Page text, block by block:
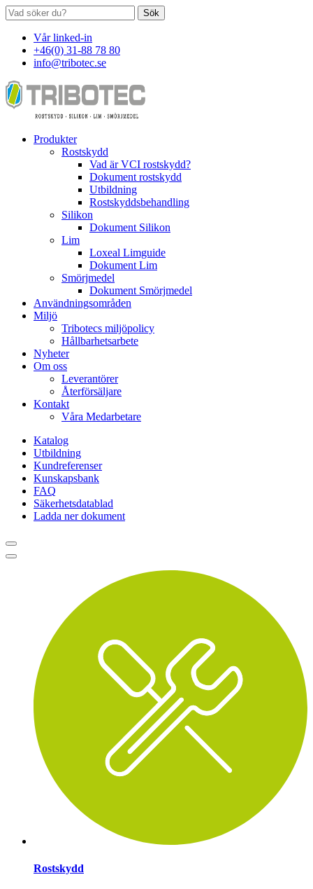
Sök
Vår linked-in
+46(0) 31-88 78 80
info@tribotec.se
Produkter
Rostskydd
Vad är VCI rostskydd?
Dokument rostskydd
Utbildning
Rostskyddsbehandling
Silikon
Dokument Silikon
Lim
Loxeal Limguide
Dokument Lim
Smörjmedel
Dokument Smörjmedel
Användningsområden
Miljö
Tribotecs miljöpolicy
Hållbarhetsarbete
Nyheter
Om oss
Leverantörer
Återförsäljare
Kontakt
Våra Medarbetare
Katalog
Utbildning
Kundreferenser
Kunskapsbank
FAQ
Säkerhetsdatablad
Ladda ner dokument
Rostskydd